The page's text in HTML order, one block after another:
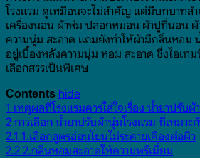
โรงแรม ดูเหมือนจะไม่สำคัญ แต่มีบทบาทส
เครื่องนอน ผ้าห่ม ปลอกหมอน ผ้าปูที่นอน ผ้
ความนุ่ม สะอาด แถมยังทำให้ผ้ามีกลิ่นหอม
อยู่เบื้องหลังความนุ่ม หอม สะอาด ซึ่งไอเท
เลือกสรรเป็นพิเศษ
Contents hide
1 เหตุผลที่โรงแรมควรใส่ใจเรื่อง น้ำยาปรับผ้
2 การเลือก น้ำยาปรับผ้านุ่มโรงแรม ที่เหมาะ
2.1 1.เลือกสูตรอ่อนโยนไม่ระคายเคืองต่อผิว
2.2 2.กลิ่นหอมสะอาดให้ความพรีเมี่ยม